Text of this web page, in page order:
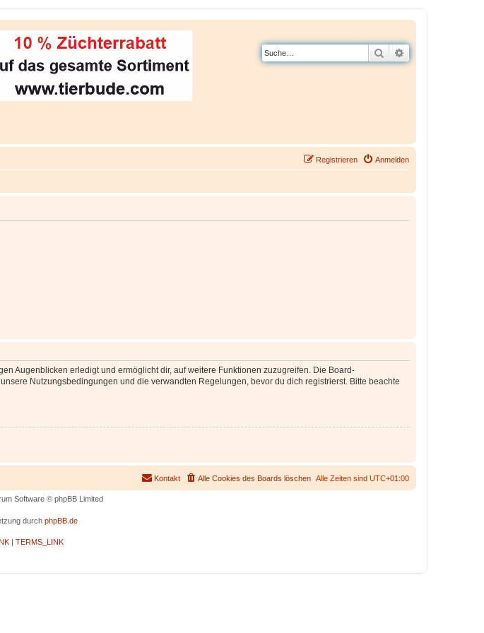
Suche
Anmelden
Registrieren
Augenblicken erledigt und ermöglicht dir, auf weitere Funktionen zuzugreifen. Die Board-
Nutzungsbedingungen und die verwandten Regelungen, bevor du dich registrierst. Bitte beachte
Alle Zeiten sind UTC+01:00
Alle Cookies des Boards löschen
Kontakt
Software © phpBB Limited
durch phpBB.de
| TERMS_LINK